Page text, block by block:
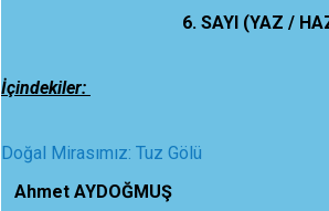
6. SAYI (YAZ /
İçindekiler:
Doğal Mirasımız: Tuz Gölü
Ahmet AYDOĞMUŞ